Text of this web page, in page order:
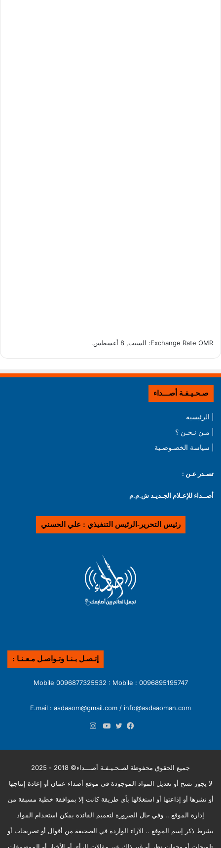
Exchange Rate OMR : السبت, 8 أغسطس.
صـحـيـفـة أصـــداء
| الرئيسية
| مـن نـحـن ؟
| سياسة الخصـوصـية
تصـدر عـن :
أصــداء للإعـلام الجـديـد ش.م.م
رئيس التحرير-الرئيس التنفيذي : علي الحسني
إتـصـل بـنـا وتـواصـل مـعـنـا :
0096895195747 : Mobile 0096877325532 : Mobile
E.mail : asdaaom@gmail.com / info@asdaaoman.com
جميع الحقوق محفوظة لصـحـيـفـة أصـــداء© 2018 - 2025
لا يجوز نسخ أو تعديل المواد الموجودة في موقع أصداء عمان أو إعادة إنتاجها
أو نشرها أو إذاعتها أو استغلالها بأي طريقة كانت إلا بموافقة خطية مسبقة من
إدارة الموقع .. وفي حال الضرورة لتعميم الفائدة يمكن استخدام المواد
بشرط ذكر إسم الموقع .. الآراء الواردة في الصحيفة من أقوال أو تصريحات أو
تلميحات أو وجهات نظر أو غير ذلك عبر مقالات الرأي أو الأخبار أو الموضوعات